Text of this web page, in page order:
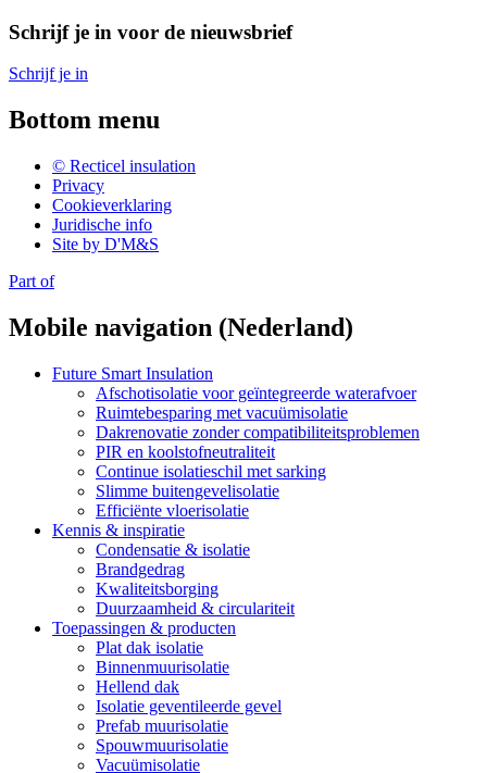
Schrijf je in voor de nieuwsbrief
Schrijf je in
Bottom menu
© Recticel insulation
Privacy
Cookieverklaring
Juridische info
Site by D'M&S
Part of
Mobile navigation (Nederland)
Future Smart Insulation
Afschotisolatie voor geïntegreerde waterafvoer
Ruimtebesparing met vacuümisolatie
Dakrenovatie zonder compatibiliteitsproblemen
PIR en koolstofneutraliteit
Continue isolatieschil met sarking
Slimme buitengevelisolatie
Efficiënte vloerisolatie
Kennis & inspiratie
Condensatie & isolatie
Brandgedrag
Kwaliteitsborging
Duurzaamheid & circulariteit
Toepassingen & producten
Plat dak isolatie
Binnenmuurisolatie
Hellend dak
Isolatie geventileerde gevel
Prefab muurisolatie
Spouwmuurisolatie
Vacuümisolatie